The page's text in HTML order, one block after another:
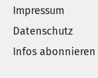
Impressum
Datenschutz
Infos abonnieren